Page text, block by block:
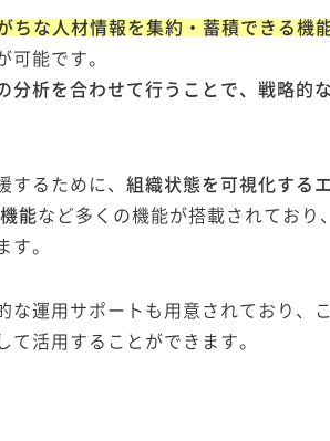
ちな人材情報を集約・蓄積できる機
可能です。
分析を合わせて行うことで、戦略的
するために、 組織状態を可視化する
能など多くの機能が搭載されており
す。
な運用サポートも用意されており、
て活用することができます。